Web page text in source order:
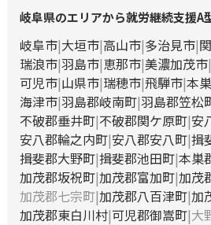
岐阜県のエリアから就労継続支援A
岐阜市 大垣市 高山市 多治見市
瑞浪市 羽島市 恵那市 美濃加茂市
可児市 山県市 瑞穂市 飛騨市 本
海津市 羽島郡岐南町 羽島郡笠松
不破郡垂井町 不破郡関ケ原町 安
安八郡輪之内町 安八郡安八町 揖
揖斐郡大野町 揖斐郡池田町 本巣
加茂郡坂祝町 加茂郡富加町 加茂
加茂郡七宗町 加茂郡八百津町 加
加茂郡東白川村 可児郡御嵩町 大